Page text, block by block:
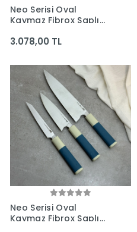
Neo Serisi Oval
Kaymaz Fibrox Saplı
(225mm, 210mm,
Yapımı Bıçaklar
3.078,00 TL
Neo Serisi Oval
Kaymaz Fibrox Saplı